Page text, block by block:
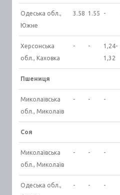
Одеська обл.,
Южне
3.58 1.55 -
Херсонська
обл., Каховка
- -
1,24-
1,32
Пшениця
Миколаївська
обл., Миколаїв
- - -
Соя
Миколаївська
обл., Миколаїв
- - -
Одеська обл.,
- - -